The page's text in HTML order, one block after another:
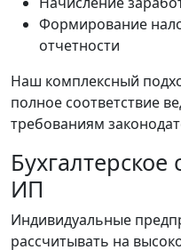
Формирование
отчетности
Наш комплексный
полное соответствие
требованиям
ИП
Индивидуальные
рассчитывать на